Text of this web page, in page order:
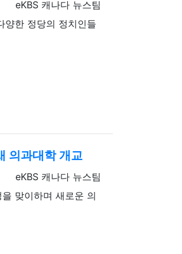
등록자
eKBS 캐나다 뉴스팀
양한 정당의 정치인들
의과대학 개교
등록자
eKBS 캐나다 뉴스팀
맞이하며 새로운 의